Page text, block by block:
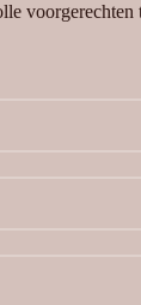
voorgerechten